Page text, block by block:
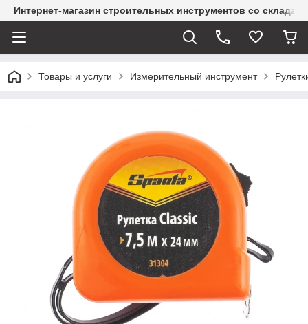
Интернет-магазин строительных инструментов со склада
Товары и услуги Измерительный инструмент